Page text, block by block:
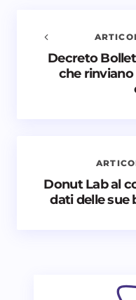
Avvisami quando
commenti
Decreto
che
Donut Lab al
dati delle sue